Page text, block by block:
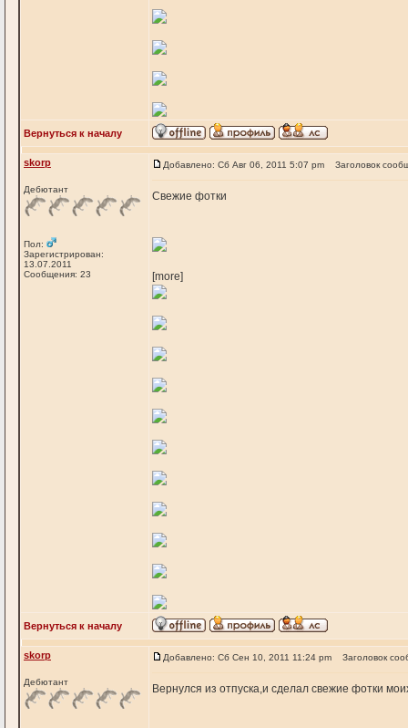
Вернуться к началу
skorp
Дебютант
Пол:
Зарегистрирован:
13.07.2011
Сообщения: 23
Добавлено: Сб Авг 06, 2011 5:07 pm Заголовок
Свежие фотки
[more]
Вернуться к началу
skorp
Дебютант
Добавлено: Сб Сен 10, 2011 11:24 pm Заголовок
Вернулся из отпуска,и сделал свежие фотки